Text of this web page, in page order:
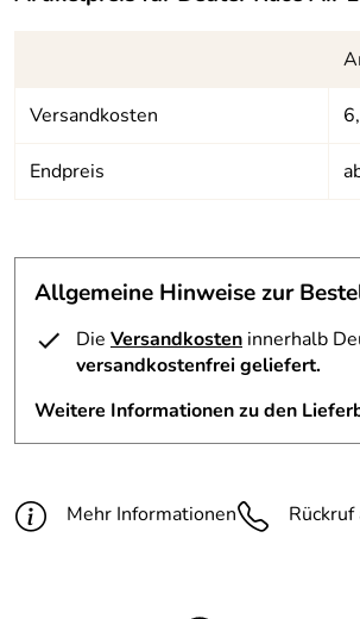
Versandkosten
Endpreis
Allgemeine Hinweise zur
Die Versandkosten innerhalb
versandkostenfrei geliefert.
Weitere Informationen zu den
Mehr Informationen